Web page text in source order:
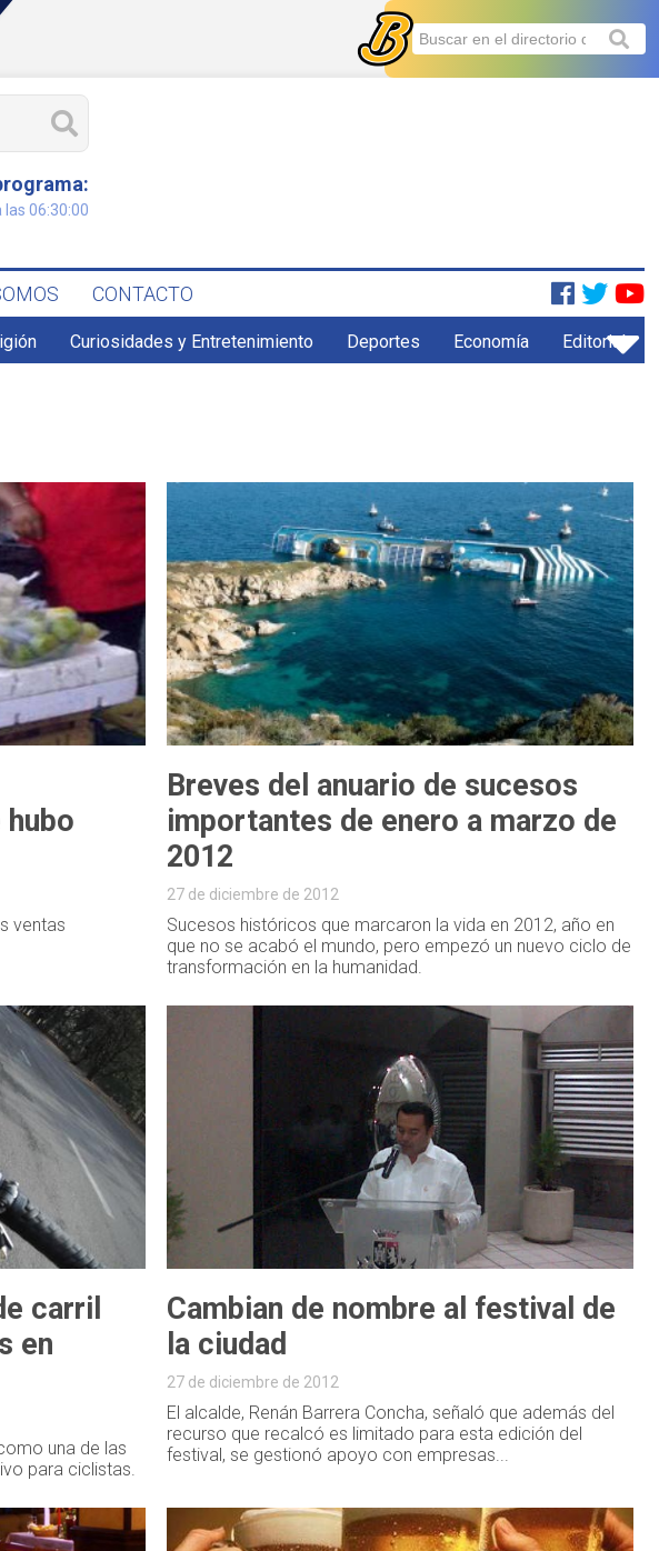
las 06:30:00
CONTACTO
Curiosidades y Entretenimiento Deportes Economía Editorial
ventas
Breves del anuario de sucesos
importantes de enero a marzo de
2012
27 de diciembre de 2012
Sucesos históricos que marcaron la vida en 2012, año en
que no se acabó el mundo, pero empezó un nuevo ciclo de
transformación en la humanidad.
carril
en
una de las
para ciclistas.
Cambian de nombre al festival de
la ciudad
27 de diciembre de 2012
El alcalde, Renán Barrera Concha, señaló que además del
recurso que recalcó es limitado para esta edición del
festival, se gestionó apoyo con empresas...